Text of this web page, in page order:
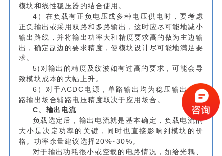
模块和线性稳压器的结合使用。
4）在负载有正负电压或多种电压供电时，要考虑
正负输出或采用双路和多路输出，这时应尽可能地减小
输出路线，并将输出功率大和精度要求高的做为主边输
出，确定副边的要求精度，使模块设计尽可能地满足要
求。
5)对输出的精度及纹波如有过高的要求，可能会导
致模块成本的大幅上升。
6）对于ACDC电源，单路输出均为稳压输出：多
路输出场合辅路电压精度取决于应用场合。
C、输出电流
负载选定后，输出电流就是基本确定，负载电流的
大小是决定功率的关键，同时也直接影响到模块的价
格。功率余量建议选择20%~30%。
对于输出功耗很小或空载的电路情况，如给光耦、